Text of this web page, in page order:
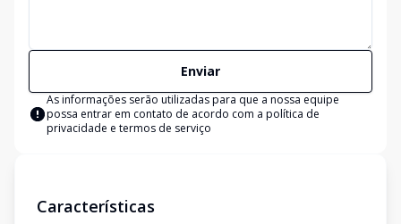
Enviar
As informações serão utilizadas para que a nossa equipe
possa entrar em contato de acordo com a política de
privacidade e termos de serviço
Características